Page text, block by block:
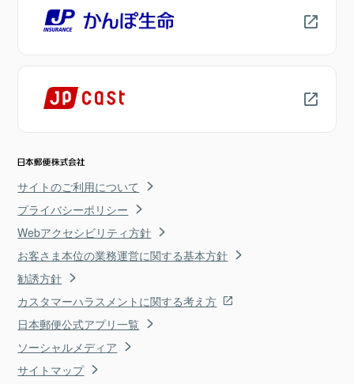
サイトのご利用について
プライバシーポリシー
Webアクセシビリティ方針
お客さま本位の業務運営に関する基本方針
勧誘方針
カスタマーハラスメントに関する考え方
日本郵便公式アプリ一覧
ソーシャルメディア
サイトマップ